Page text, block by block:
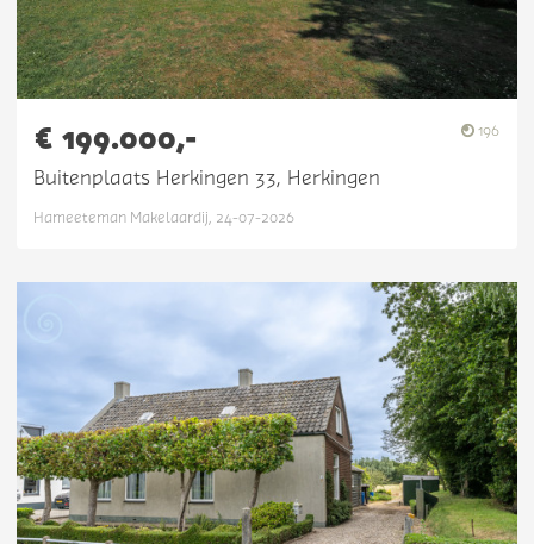
€ 199.000,- 196
Buitenplaats Herkingen 33, Herkingen
Hameeteman Makelaardij, 24-07-2026